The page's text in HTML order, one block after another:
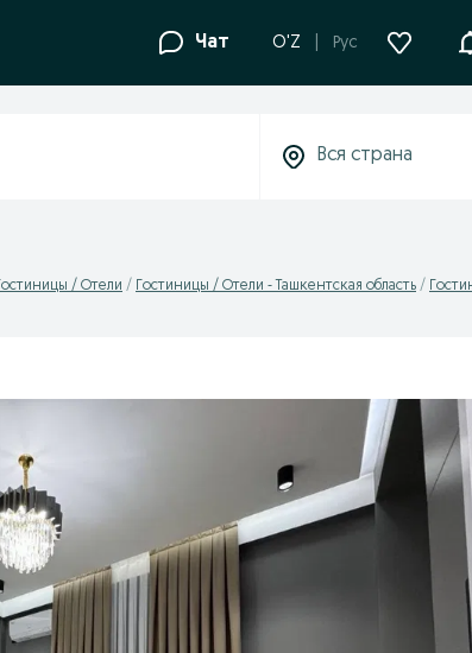
Чат O'Z Рус
Гостиницы / Отели Гостиницы / Отели - Ташкентская область